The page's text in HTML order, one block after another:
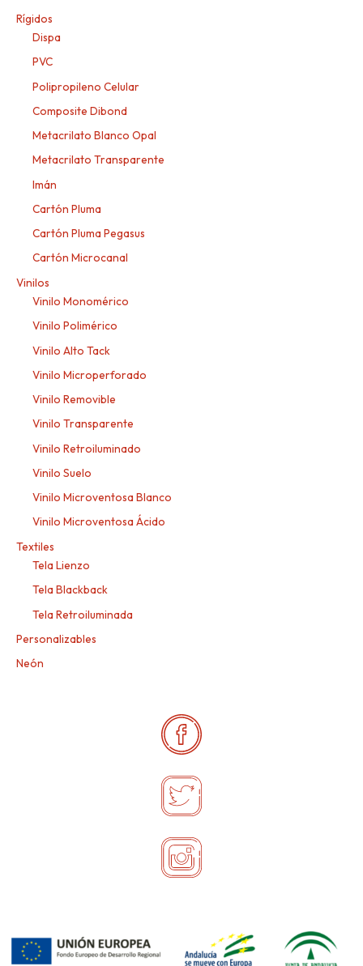
Rígidos
Dispa
PVC
Polipropileno Celular
Composite Dibond
Metacrilato Blanco Opal
Metacrilato Transparente
Imán
Cartón Pluma
Cartón Pluma Pegasus
Cartón Microcanal
Vinilos
Vinilo Monomérico
Vinilo Polimérico
Vinilo Alto Tack
Vinilo Microperforado
Vinilo Removible
Vinilo Transparente
Vinilo Retroiluminado
Vinilo Suelo
Vinilo Microventosa Blanco
Vinilo Microventosa Ácido
Textiles
Tela Lienzo
Tela Blackback
Tela Retroiluminada
Personalizables
Neón